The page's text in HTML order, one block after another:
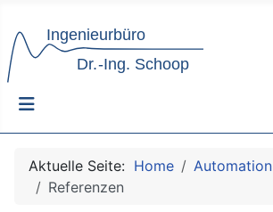
Aktuelle Seite: Home Automation
Referenzen